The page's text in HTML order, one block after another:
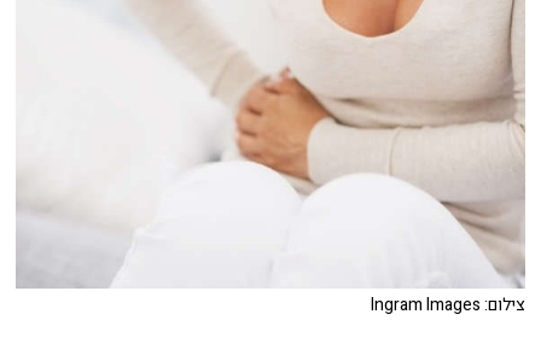
צילום: Ingram Images